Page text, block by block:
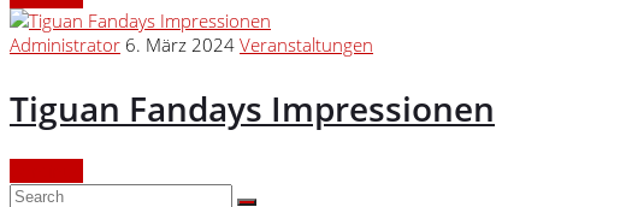
Administrator 6. März 2024 Veranstaltungen
Tiguan Fandays Impressionen